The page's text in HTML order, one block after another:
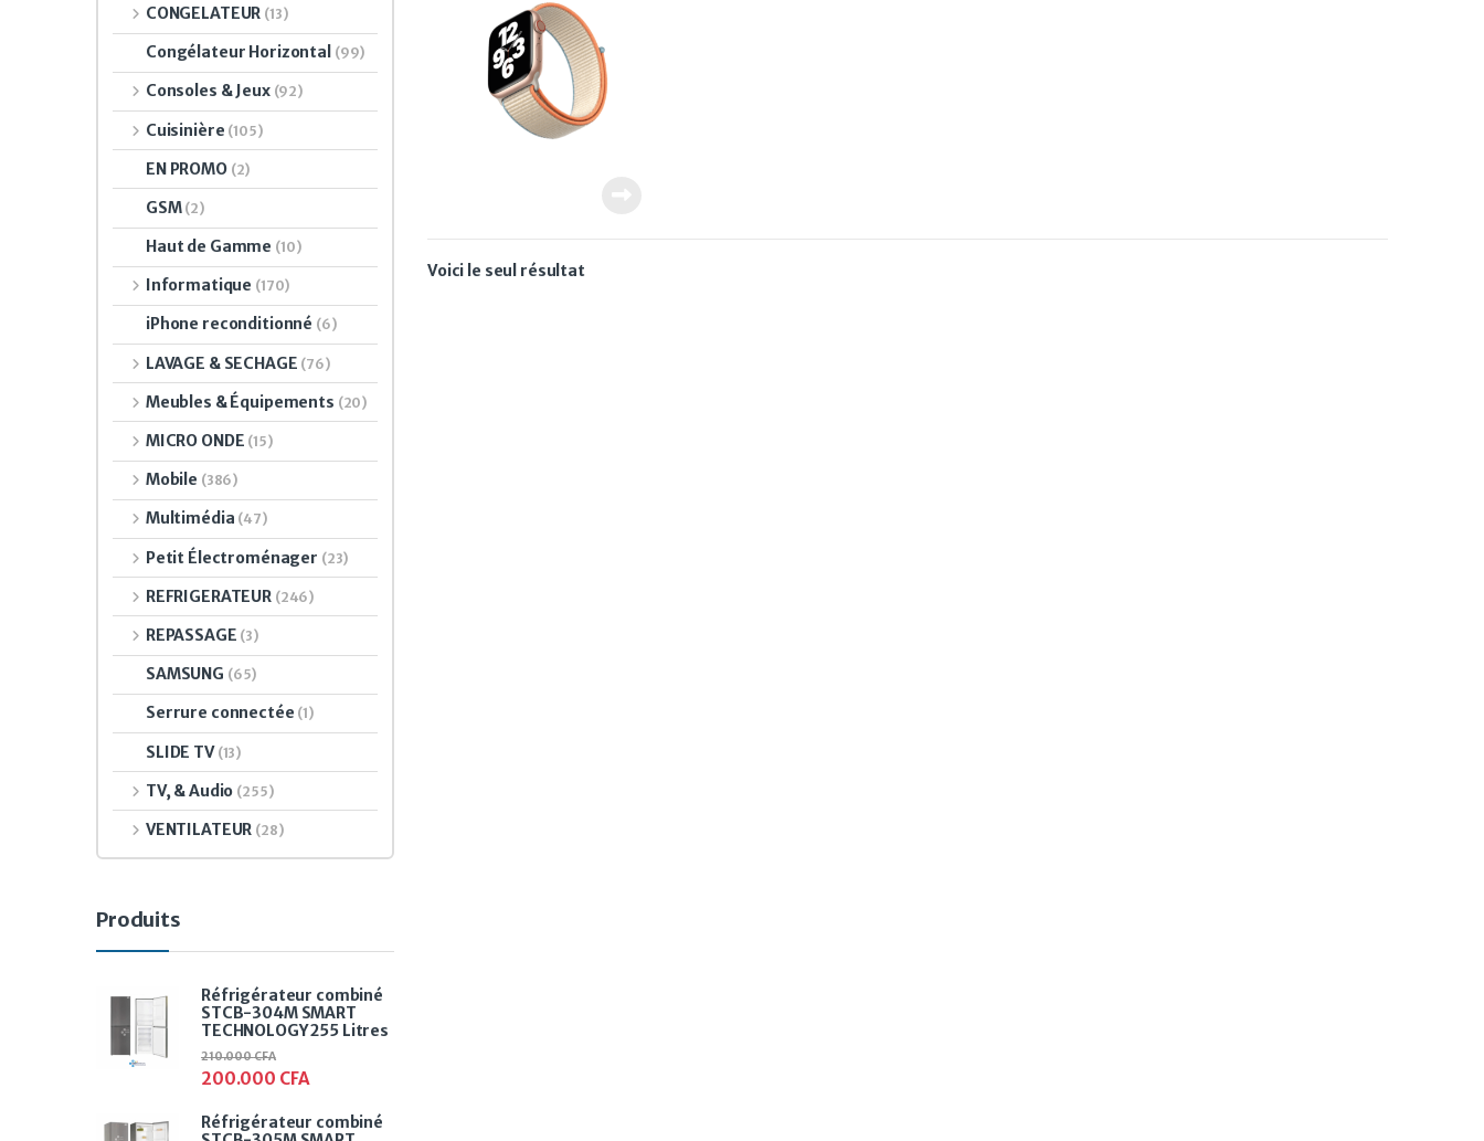
Voici le seul résultat
CONGELATEUR (13)
Congélateur Horizontal (99)
Consoles & Jeux (92)
Cuisinière (105)
EN PROMO (2)
GSM (2)
Haut de Gamme (10)
Informatique (170)
iPhone reconditionné (6)
LAVAGE & SECHAGE (76)
Meubles & Équipements (20)
MICRO ONDE (15)
Mobile (386)
Multimédia (47)
Petit Électroménager (23)
REFRIGERATEUR (246)
REPASSAGE (3)
SAMSUNG (65)
Serrure connectée (1)
SLIDE TV (13)
TV, & Audio (255)
VENTILATEUR (28)
Produits
Réfrigérateur combiné
STCB-304M SMART
TECHNOLOGY 255 Litres
200.000 CFA
210.000CFA
Réfrigérateur combiné